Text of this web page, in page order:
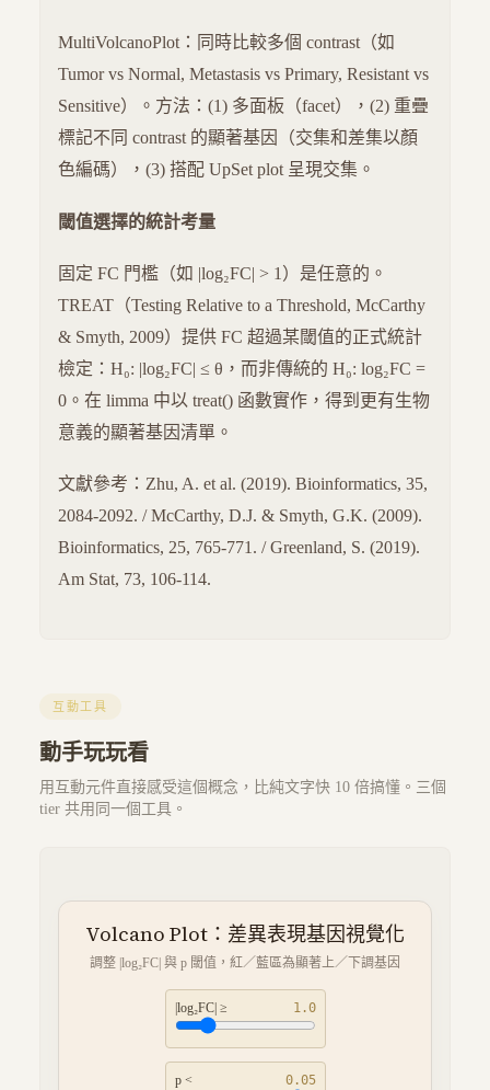
MultiVolcanoPlot：同時比較多個 contrast（如
Tumor vs Normal, Metastasis vs Primary, Resistant vs
Sensitive）。方法：(1) 多面板（facet），(2) 重疊
標記不同 contrast 的顯著基因（交集和差集以顏
色編碼），(3) 搭配 UpSet plot 呈現交集。
閾值選擇的統計考量
固定 FC 門檻（如 |log₂FC| > 1）是任意的。
TREAT（Testing Relative to a Threshold, McCarthy
& Smyth, 2009）提供 FC 超過某閾值的正式統計
檢定：H₀: |log₂FC| ≤ θ，而非傳統的 H₀: log₂FC =
0。在 limma 中以 treat() 函數實作，得到更有生物
意義的顯著基因清單。
文獻參考：Zhu, A. et al. (2019). Bioinformatics, 35,
2084-2092. / McCarthy, D.J. & Smyth, G.K. (2009).
Bioinformatics, 25, 765-771. / Greenland, S. (2019).
Am Stat, 73, 106-114.
互動工具
動手玩玩看
用互動元件直接感受這個概念，比純文字快 10 倍搞懂。三個
tier 共用同一個工具。
Volcano Plot：差異表現基因視覺化
調整 |log₂FC| 與 p 閾值，紅／藍區為顯著上／下調基因
|log₂FC| ≥ 1.0
p < 0.05